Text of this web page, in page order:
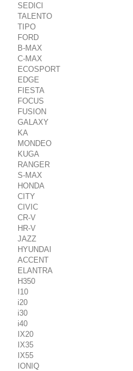
SEDICI
TALENTO
TIPO
FORD
B-MAX
C-MAX
ECOSPORT
EDGE
FIESTA
FOCUS
FUSION
GALAXY
KA
MONDEO
KUGA
RANGER
S-MAX
HONDA
CITY
CIVIC
CR-V
HR-V
JAZZ
HYUNDAI
ACCENT
ELANTRA
H350
I10
i20
i30
i40
IX20
IX35
IX55
IONIQ